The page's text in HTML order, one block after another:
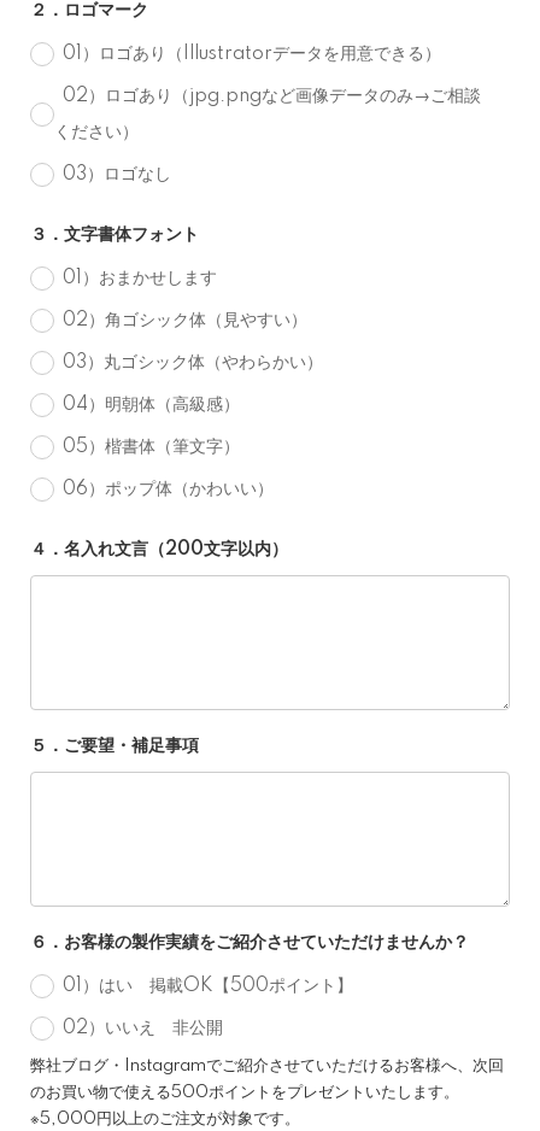
２．ロゴマーク
01）ロゴあり（Illustratorデータを用意できる）
02）ロゴあり（jpg.pngなど画像データのみ→ご相談
ください）
03）ロゴなし
３．文字書体フォント
01）おまかせします
02）角ゴシック体（見やすい）
03）丸ゴシック体（やわらかい）
04）明朝体（高級感）
05）楷書体（筆文字）
06）ポップ体（かわいい）
４．名入れ文言（200文字以内）
５．ご要望・補足事項
６．お客様の製作実績をご紹介させていただけませんか？
01）はい 掲載OK【500ポイント】
02）いいえ 非公開
弊社ブログ・Instagramでご紹介させていただけるお客様へ、次回
のお買い物で使える500ポイントをプレゼントいたします。
※5,000円以上のご注文が対象です。